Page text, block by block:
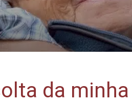
da minha